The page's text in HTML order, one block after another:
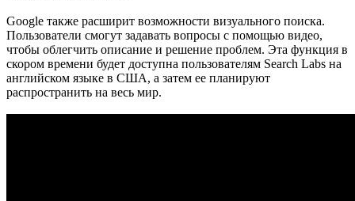
Google также расширит возможности визуального поиска.
Пользователи смогут задавать вопросы с помощью видео,
чтобы облегчить описание и решение проблем. Эта функция в
скором времени будет доступна пользователям Search Labs на
английском языке в США, а затем ее планируют
распространить на весь мир.